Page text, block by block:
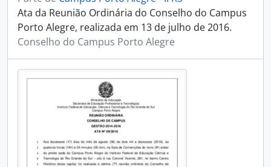
Ata da Reunião Ordinária do Conselho do Campus
Porto Alegre, realizada em 13 de julho de 2016.
Conselho do Campus Porto Alegre